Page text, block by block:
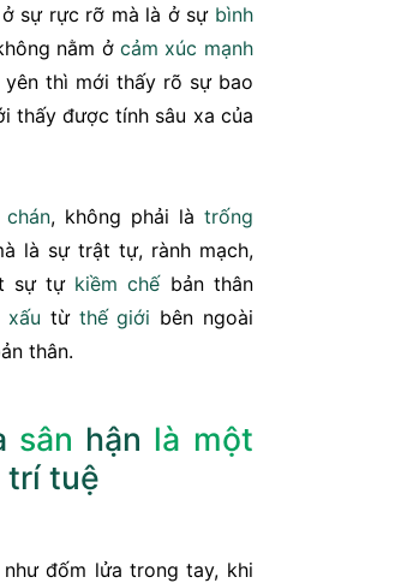
sự rực rỡ mà là ở sự bình
nằm ởcảm xúc mạnh
thì mới thấy rõ sự bao
thấy được tính sâu xa của
chán, không phải là trống
là sự trật tự, rành mạch,
sự tự kiềm chếbản thân
xấu từ thế giới bên ngoài
thân.
sân hận là một
trí tuệ
đốm lửa trong tay, khi